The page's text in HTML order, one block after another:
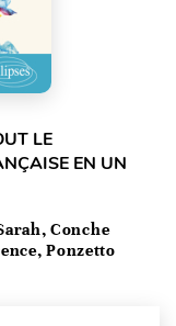
LE
EN UN
Conche
Ponzetto